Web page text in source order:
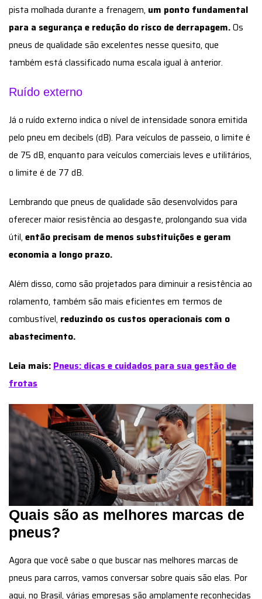
pista molhada durante a frenagem, um ponto fundamental
para a segurança e redução do risco de derrapagem.Os
pneus de qualidade são excelentes nesse quesito, que
também está classificado numa escala igual à anterior.
Ruído externo
Já o ruído externo indica o nível de intensidade sonora emitida
pelo pneu em decibels (dB). Para veículos de passeio, o limite é
de 75 dB, enquanto para veículos comerciais leves e utilitários,
o limite é de 77 dB.
Lembrando que pneus de qualidade são desenvolvidos para
oferecer maior resistência ao desgaste, prolongando sua vida
útil, então precisam de menos substituições e geram
economia a longo prazo.
Além disso, como são projetados para diminuir a resistência ao
rolamento, também são mais eficientes em termos de
combustível, reduzindo os custos operacionais com o
abastecimento.
Leia mais: Pneus: dicas e cuidados para sua gestão de
frotas
Quais são as melhores marcas de
pneus?
Agora que você sabe o que buscar nas melhores marcas de
pneus para carros, vamos conversar sobre quais são elas. Por
aqui, no Brasil, várias empresas são amplamente reconhecidas